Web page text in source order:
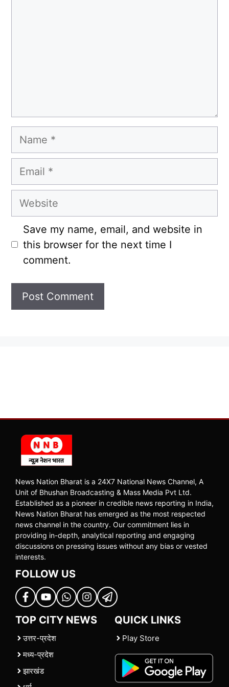
Name
Email
Website
Save my name, email, and website in
this browser for the next time I
comment.
News Nation Bharat is a 24X7 National News Channel, A
Unit of Bhushan Broadcasting & Mass Media Pvt Ltd.
Established as a pioneer in credible news reporting in India,
News Nation Bharat has emerged as the most respected
news channel in the country. Our commitment lies in
providing in-depth, analytical reporting and engaging
discussions on pressing issues without any bias or vested
interests.
FOLLOW US
TOP CITY NEWS
उत्तर-प्रदेश
मध्य-प्रदेश
झारखंड
QUICK LINKS
Play Store